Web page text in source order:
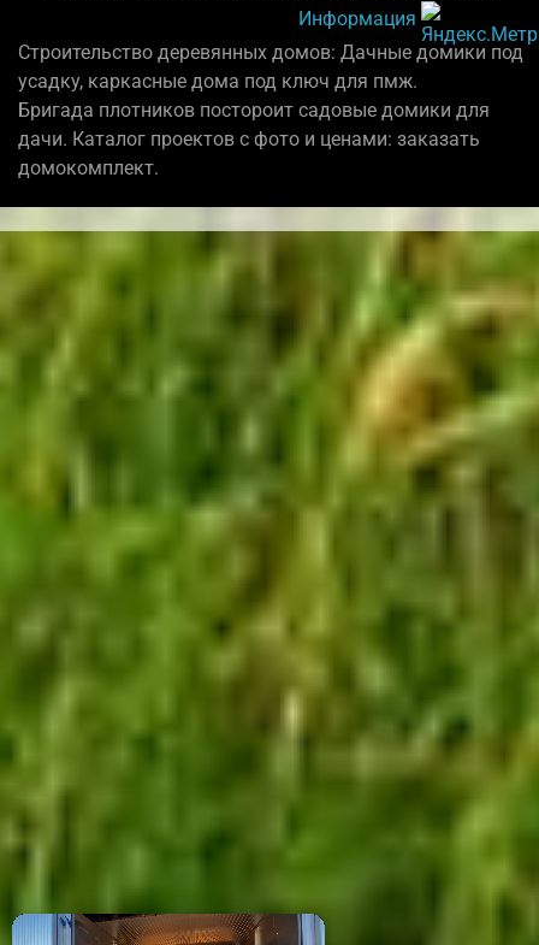
Информация
Строительство деревянных домов: Дачные домики под
усадку, каркасные дома под ключ для пмж.
Бригада плотников постороит садовые домики для
дачи. Каталог проектов с фото и ценами: заказать
домокомплект.